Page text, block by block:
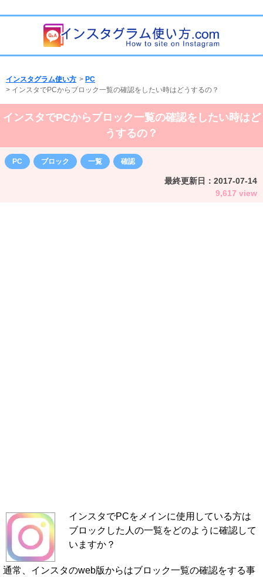
インスタグラム使い方 > PC
> インスタでPCからブロック一覧の確認をしたい時はどうするの？
インスタでPCからブロック一覧の確認をしたい時はど
うするの？
PC ブロック 一覧 確認
最終更新日： 2017-07-14
9,617 view
インスタでPCをメインに使用している方は
ブロックした人の一覧をどのように確認して
いますか？
通常、インスタのweb版からはブロック一覧の確認をする事